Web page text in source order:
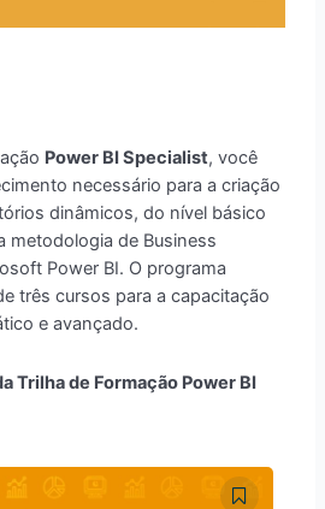
Power BI Specialist, você
necessário para a criação
dinâmicos, do nível básico
metodologia de Business
Power BI. O programa
três cursos para a capacitação
e avançado.
Trilha de Formação Power BI